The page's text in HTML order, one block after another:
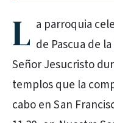
L a parroquia
de Pascua de
Señor Jesucristo
templos que la
cabo en San